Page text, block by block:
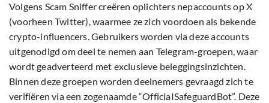
Volgens Scam Sniffer creëren oplichters nepaccounts op X
(voorheen Twitter), waarmee ze zich voordoen als bekende
crypto-influencers. Gebruikers worden via deze accounts
uitgenodigd om deel te nemen aan Telegram-groepen, waar
wordt geadverteerd met exclusieve beleggingsinzichten.
Binnen deze groepen worden deelnemers gevraagd zich te
verifiëren via een zogenaamde “OfficiaISafeguardBot”. Deze